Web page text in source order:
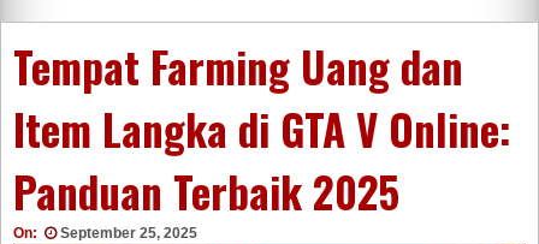
Indonesia
Tempat Farming Uang dan
Item Langka di GTA V Online:
Panduan Terbaik 2025
On: September 25, 2025